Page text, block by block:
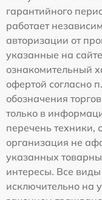
гарантийного
работает
авторизации от
указанные на
ознакомительный
офертой согласно
обозначения
только в
перечень техники,
организация не
указанных
интересы. Все
исключительно на